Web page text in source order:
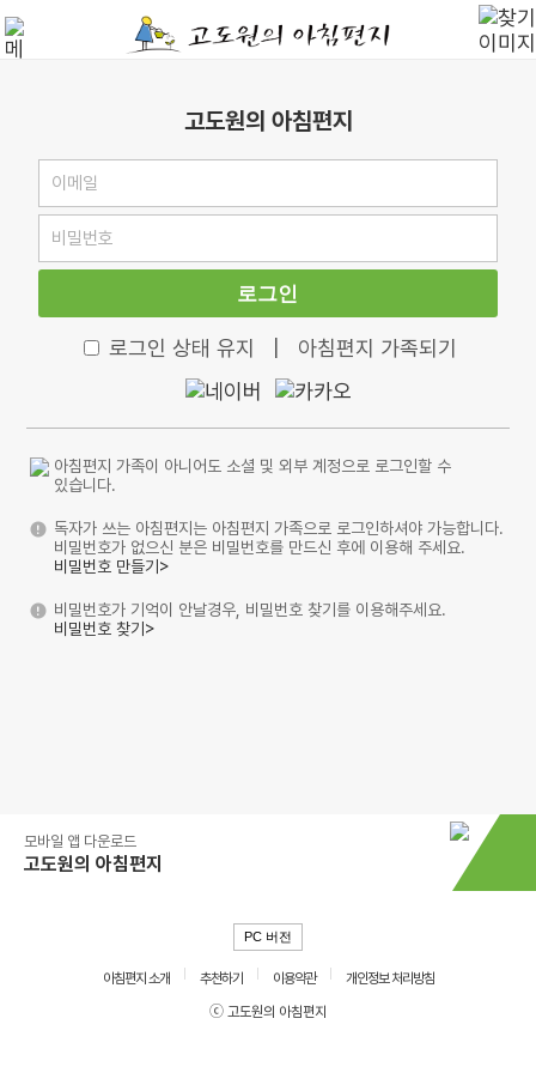
고도원의 아침편지
로그인
로그인 상태 유지 아침편지 가족되기
아침편지 가족이 아니어도 소셜 및 외부 계정으로 로그인할 수
있습니다.
독자가 쓰는 아침편지는 아침편지 가족으로 로그인하셔야 가능합니다.
비밀번호가 없으신 분은 비밀번호를 만드신 후에 이용해 주세요.
비밀번호 만들기>
비밀번호가 기억이 안날경우, 비밀번호 찾기를 이용해주세요.
비밀번호 찾기>
모바일 앱 다운로드
고도원의 아침편지
PC 버전
아침편지 소개 추천하기 이용약관
개인정보 처리방침
ⓒ 고도원의 아침편지